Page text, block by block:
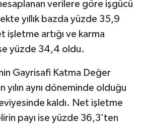
verilere göre işgücü
yıllık bazda yüzde 35,9
işletme artığı ve karma
yüzde 34,4 oldu.
Gayrisafi Katma Değer
yılın aynı döneminde olduğu
kaldı. Net işletme
payı ise yüzde 36,3’ten